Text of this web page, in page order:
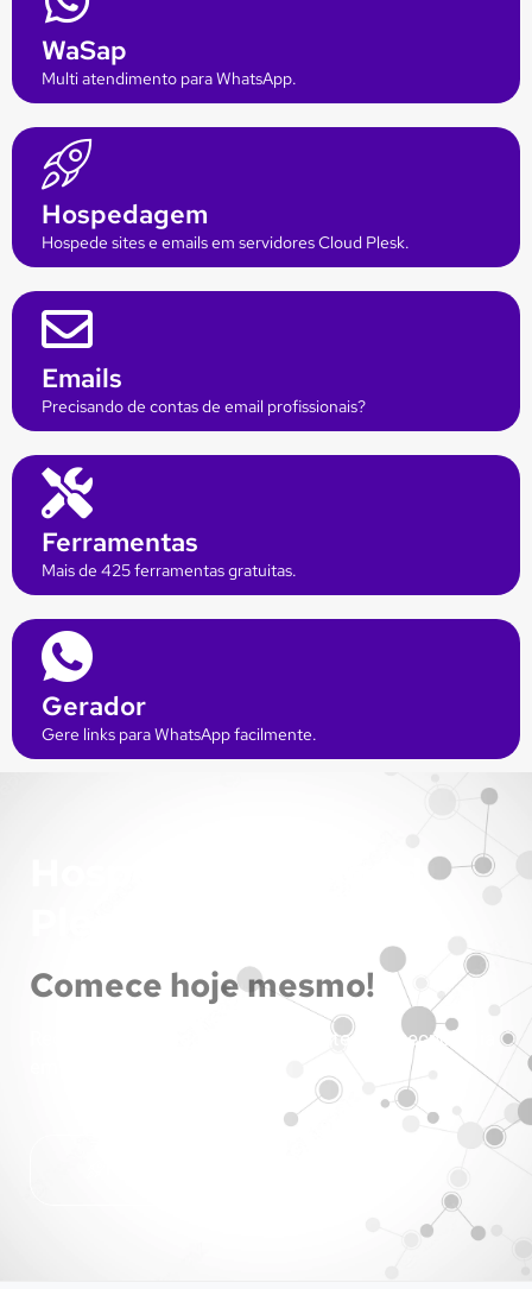
WaSap
Multi atendimento para WhatsApp.
Hospedagem
Hospede sites e emails em servidores Cloud Plesk.
Emails
Precisando de contas de email profissionais?
Ferramentas
Mais de 425 ferramentas gratuitas.
Gerador
Gere links para WhatsApp facilmente.
Comece hoje mesmo!
Recursos dedicados para o seu site com tecnologia